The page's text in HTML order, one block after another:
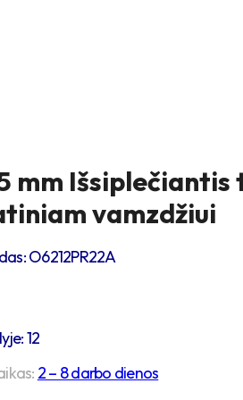
mm
vamzdžiui
O6212PR22A
12
2 – 8 darbo dienos